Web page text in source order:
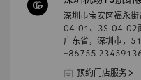
深圳市宝安区福永
04-01、3S-04-02
广东省， 深圳市，
+86755
预约门店服务